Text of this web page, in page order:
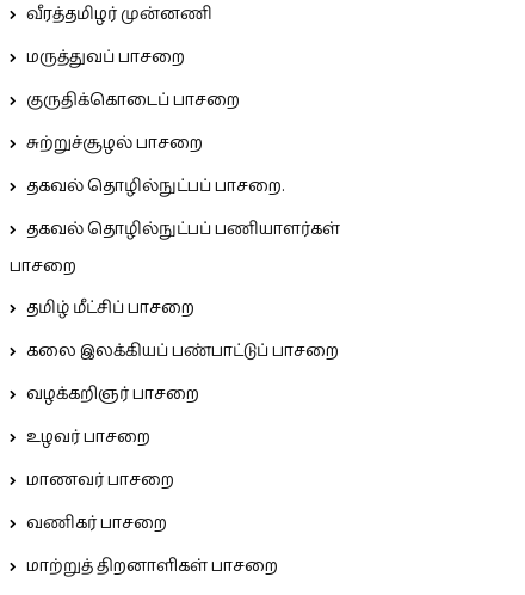
வீரத்தமிழர் முன்னணி
மருத்துவப் பாசறை
குருதிக்கொடைப் பாசறை
சுற்றுச்சூழல் பாசறை
தகவல் தொழில்நுட்பப் பாசறை.
தகவல் தொழில்நுட்பப் பணியாளர்கள்
பாசறை
தமிழ் மீட்சிப் பாசறை
கலை இலக்கியப் பண்பாட்டுப் பாசறை
வழக்கறிஞர் பாசறை
உழவர் பாசறை
மாணவர் பாசறை
வணிகர் பாசறை
மாற்றுத் திறனாளிகள் பாசறை